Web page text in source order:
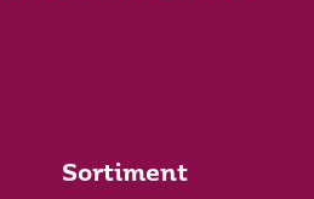
Sortiment